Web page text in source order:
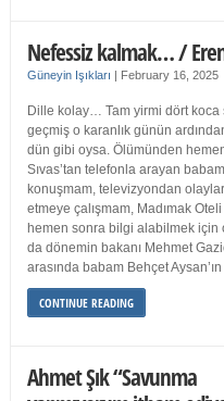
Nefessiz kalmak… /
Güneyin Işıkları | February 16, 2025
Dille kolay… Tam yirmi dört koca
geçmiş o karanlık günün
dün gibi oysa. Ölümünden
Sıvas’tan telefonla arayan
konuşmam, televizyondan
etmeye çalışmam, Madımak Oteli
hemen sonra bilgi alabilmek için
da dönemin bakanı Mehmet
arasında babam Behçet
CONTINUE READING
Ahmet Şık “Savunma